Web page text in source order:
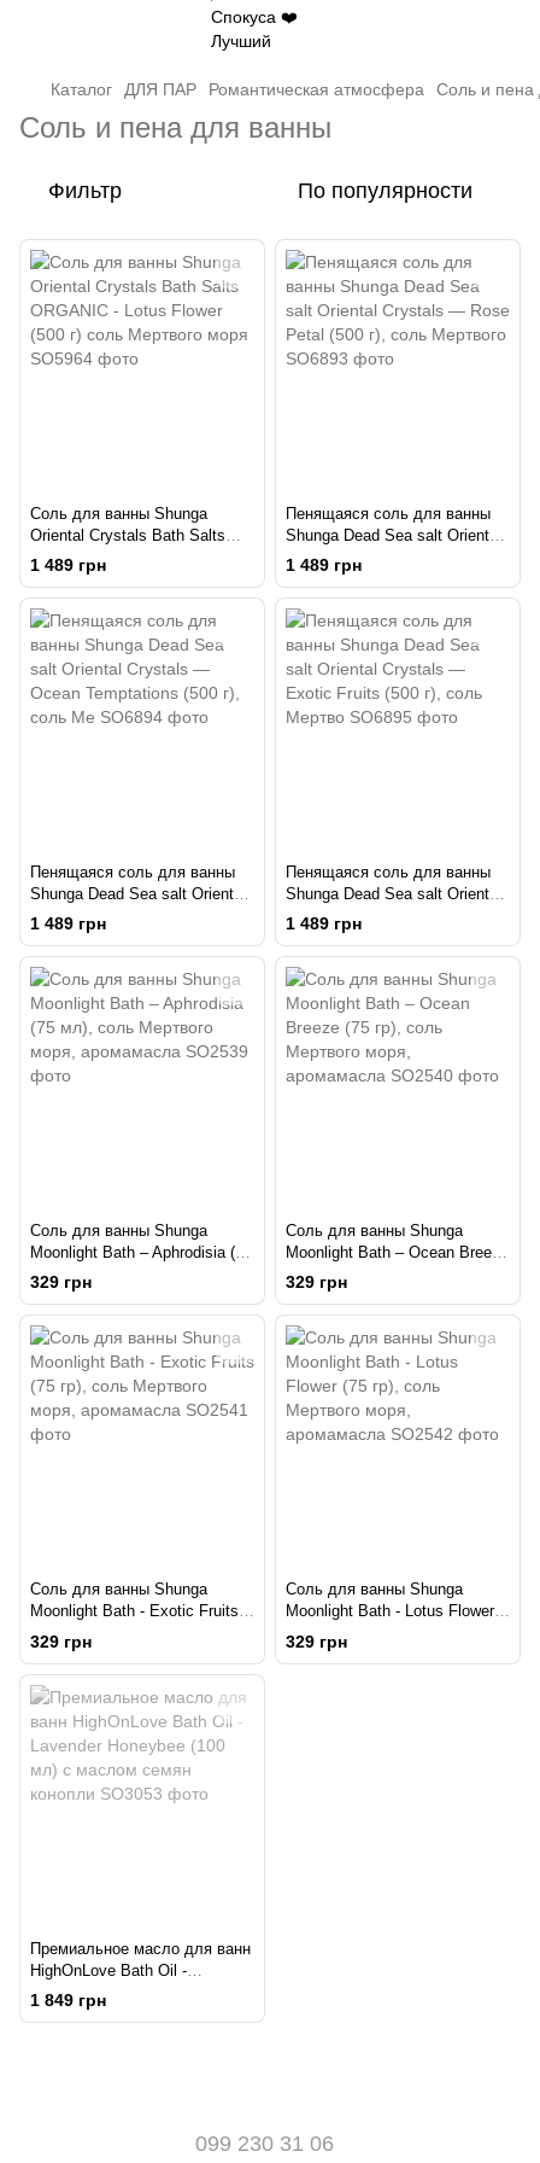
Каталог ДЛЯ ПАР Романтическая атмосфера Соль и пена
Соль и пена для ванны
Фильтр По популярности
Соль для ванны Shunga
Oriental Crystals Bath Salts
ORGANIC - Lotus Flower (500
г) соль Мертвого моря
1 489 грн
Пенящаяся соль для ванны
Shunga Dead Sea salt Oriental
Crystals — Rose Petal (500 г),
соль Мертвого
1 489 грн
Пенящаяся соль для ванны
Shunga Dead Sea salt Oriental
Crystals — Ocean Temptations
(500 г), соль Ме
1 489 грн
Пенящаяся соль для ванны
Shunga Dead Sea salt Oriental
Crystals — Exotic Fruits (500
г), соль Мертво
1 489 грн
Соль для ванны Shunga
Moonlight Bath – Aphrodisia (75
мл), соль Мертвого моря,
аромамасла
329 грн
Соль для ванны Shunga
Moonlight Bath – Ocean Breeze
(75 гр), соль Мертвого моря,
аромамасла
329 грн
Соль для ванны Shunga
Moonlight Bath - Exotic Fruits
(75 гр), соль Мертвого моря,
аромамасла
329 грн
Соль для ванны Shunga
Moonlight Bath - Lotus Flower
(75 гр), соль Мертвого моря,
аромамасла
329 грн
Премиальное масло для ванн
HighOnLove Bath Oil -
Lavender Honeybee (100 мл) с
маслом семян конопли
1 849 грн
099 230 31 06